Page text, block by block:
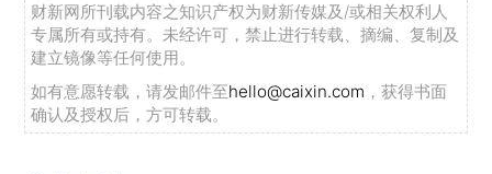
财新网所刊载内容之知识产权为财新传媒及/或相关权利人
专属所有或持有。未经许可，禁止进行转载、摘编、复制及
建立镜像等任何使用。
如有意愿转载，请发邮件至hello@caixin.com ，获得书面
确认及授权后，方可转载。